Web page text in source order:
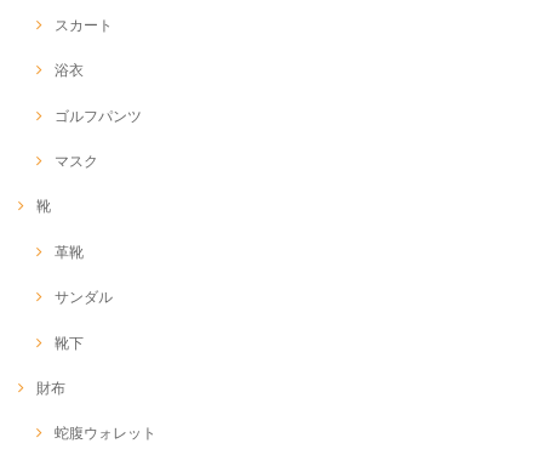
スカート
浴衣
ゴルフパンツ
マスク
靴
革靴
サンダル
靴下
財布
蛇腹ウォレット